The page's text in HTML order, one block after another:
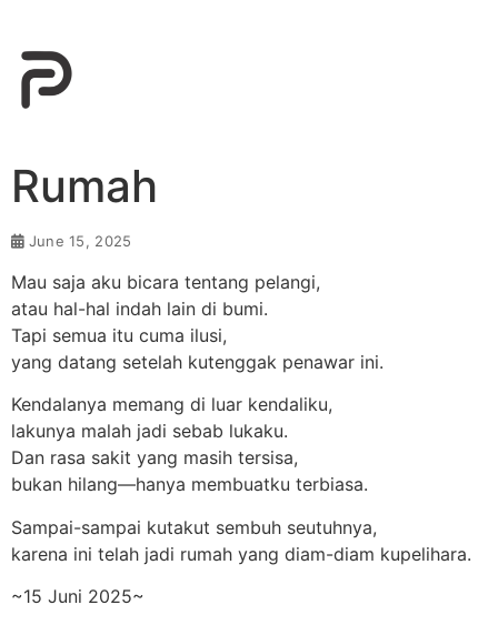
Rumah
June 15, 2025
Mau saja aku bicara tentang pelangi,
atau hal-hal indah lain di bumi.
Tapi semua itu cuma ilusi,
yang datang setelah kutenggak penawar ini.
Kendalanya memang di luar kendaliku,
lakunya malah jadi sebab lukaku.
Dan rasa sakit yang masih tersisa,
bukan hilang—hanya membuatku terbiasa.
Sampai-sampai kutakut sembuh seutuhnya,
karena ini telah jadi rumah yang diam-diam kupelihara.
~15 Juni 2025~